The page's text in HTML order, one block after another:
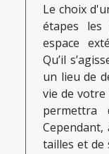
Le choix
étapes
espace
Qu’il
un lieu de
vie de
tailles et de